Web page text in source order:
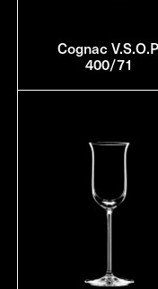
Cognac
400/71